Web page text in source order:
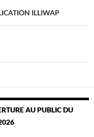
ILLIWAP
AU PUBLIC DU